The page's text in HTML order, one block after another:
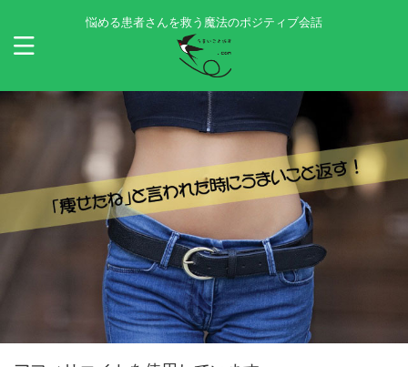
悩める患者さんを救う魔法のポジティブ会話